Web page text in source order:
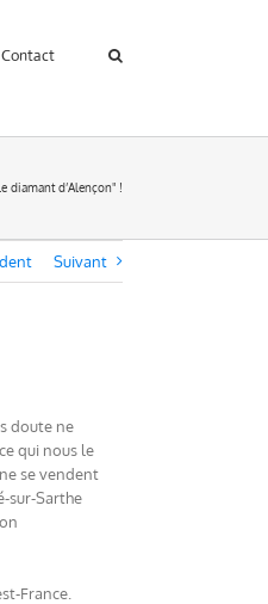
Contact
diamant d’Alençon" !
Suivant
doute ne
qui nous le
se vendent
sur-Sarthe
France.